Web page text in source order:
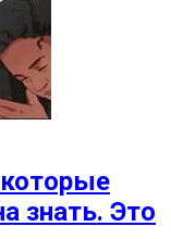
знать. Это